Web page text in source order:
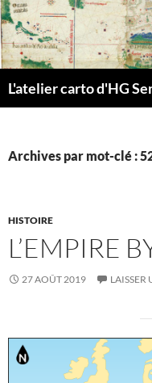
Aller
au
contenu
L'atelier carto d'HG
Archives par mot-clé :
HISTOIRE
L’EMPIRE
27 AOÛT 2019 LAISSER